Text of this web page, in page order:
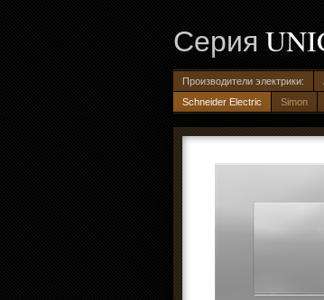
Серия
Производители электрики:
Schneider Electric
Simon